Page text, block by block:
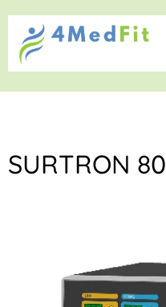
SURTRON 80